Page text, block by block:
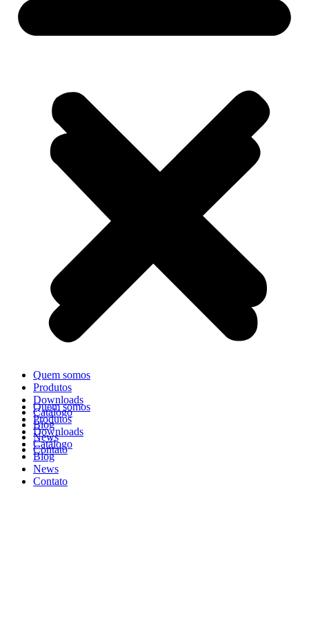
Quem somos
Produtos
Downloads
Catálogo
Blog
News
Contato
Quem somos
Produtos
Downloads
Catálogo
Blog
News
Contato